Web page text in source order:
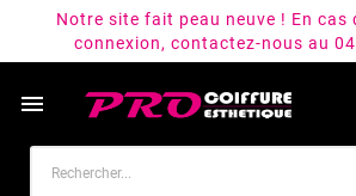
Notre site fait peau neuve ! En cas
connexion, contactez-nous au
